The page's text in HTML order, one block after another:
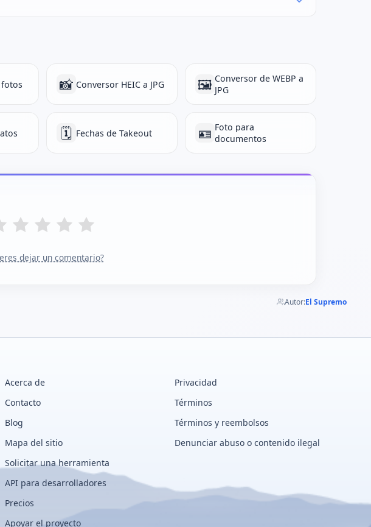
📸 Conversor HEIC a JPG 🖼️ Conversor de WEBP a
JPG
🗓 Fechas de Takeout 🪪 Foto para
documentos
dejar un comentario?
Autor:El Supremo
Acerca de
Contacto
Blog
Mapa del sitio
Solicitar una herramienta
API para desarrolladores
Precios
Apoyar el proyecto
Privacidad
Términos
Términos y reembolsos
Denunciar abuso o contenido ilegal